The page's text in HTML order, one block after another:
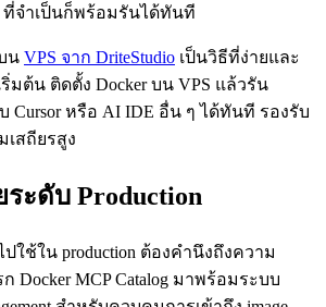
ที่จำเป็นก็พร้อมรันได้ทันที
น VPS จาก DriteStudio เป็นวิธีที่ง่ายและ
มต้น ติดตั้ง Docker บน VPS แล้วรัน
Cursor หรือ AI IDE อื่น ๆ ได้ทันที รองรับ
เสถียรสูง
ะดับ Production
ปใช้ใน production ต้องคำนึงถึงความ
Docker MCP Catalog มาพร้อมระบบ